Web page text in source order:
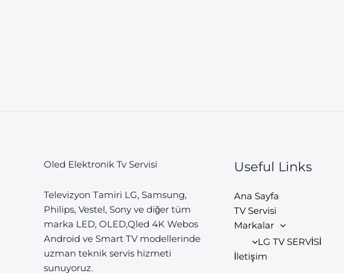
Oled Elektronik Tv Servisi
Televizyon Tamiri LG, Samsung,
Philips, Vestel, Sony ve diğer tüm
marka LED, OLED,Qled 4K Webos
Android ve Smart TV modellerinde
uzman teknik servis hizmeti
sunuyoruz.
Useful Links
Ana Sayfa
TV Servisi
Markalar
LG TV SERVİSİ
İletişim